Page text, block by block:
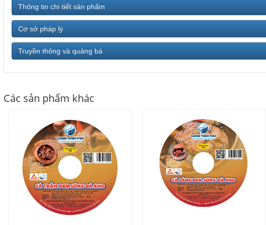
Thông tin chi tiết sản phẩm
Cơ sở pháp lý
Truyền thông và quảng bá
Các sản phẩm khác